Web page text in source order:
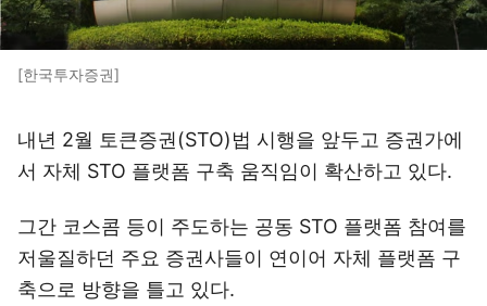
[한국투자증권]
내년 2월 토큰증권(STO)법 시행을 앞두고 증권가에
서 자체 STO 플랫폼 구축 움직임이 확산하고 있다.
그간 코스콤 등이 주도하는 공동 STO 플랫폼 참여를
저울질하던 주요 증권사들이 연이어 자체 플랫폼 구
축으로 방향을 틀고 있다.